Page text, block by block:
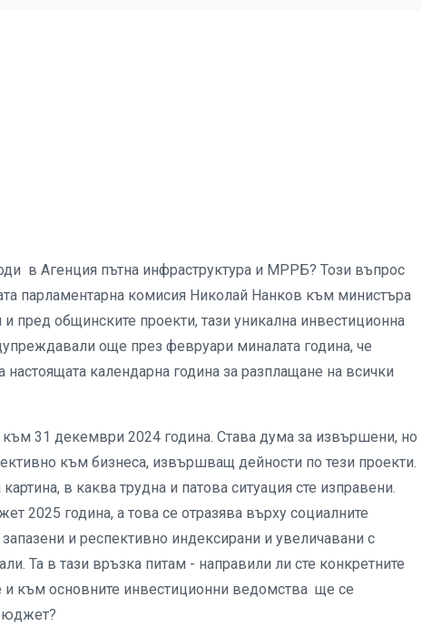
в Агенция пътна инфраструктура и МРРБ? Този въпрос
парламентарна комисия Николай Нанков към министъра
общинските проекти, тази уникална инвестиционна
още през февруари миналата година, че
календарна година за разплащане на всички
31 декември 2024 година. Става дума за извършени, но
към бизнеса, извършващ дейности по тези проекти.
в каква трудна и патова ситуация сте изправени.
2025 година, а това се отразява върху социалните
и респективно индексирани и увеличавани с
Та в тази връзка питам - направили ли сте конкретните
и към основните инвестиционни ведомства ще се